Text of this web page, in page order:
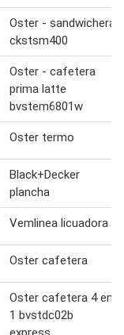
Oster - sandwichera
ckstsm400
Oster - cafetera
prima latte
bvstem6801w
Oster termo
Black+Decker
plancha
Vemlinea licuadora
Oster cafetera
Oster cafetera 4 en
1 bvstdc02b